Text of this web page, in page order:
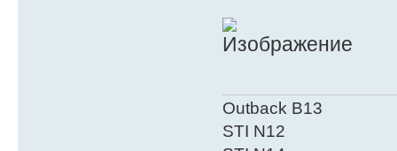
Outback B13
STI N12